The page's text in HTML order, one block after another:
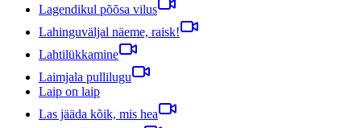
Lagendikul põõsa vilus
Lahinguväljal näeme, raisk!
Lahtilükkamine
Laimjala pullilugu
Laip on laip
Las jääda kõik, mis hea